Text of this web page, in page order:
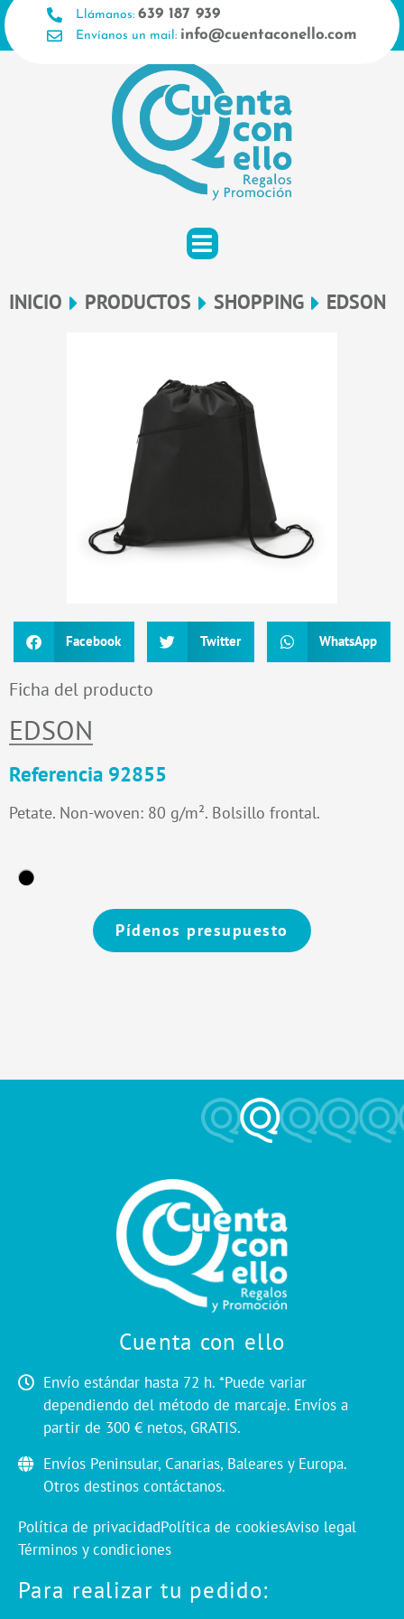
Ir
al
contenido
Llámanos: 639 187 939
Envíanos un mail: info@cuentaconello.com
INICIO PRODUCTOS SHOPPING EDSON
Facebook Twitter WhatsApp
Ficha del producto
EDSON
Referencia 92855
Petate. Non-woven: 80 g/m². Bolsillo frontal.
Pídenos presupuesto
Cuenta con ello
Envío estándar hasta 72 h. *Puede variar
dependiendo del método de marcaje. Envíos a
partir de 300 € netos, GRATIS.
Envíos Peninsular, Canarias, Baleares y Europa.
Otros destinos contáctanos.
Política de privacidadPolítica de cookiesAviso legal
Términos y condiciones
Para realizar tu pedido: